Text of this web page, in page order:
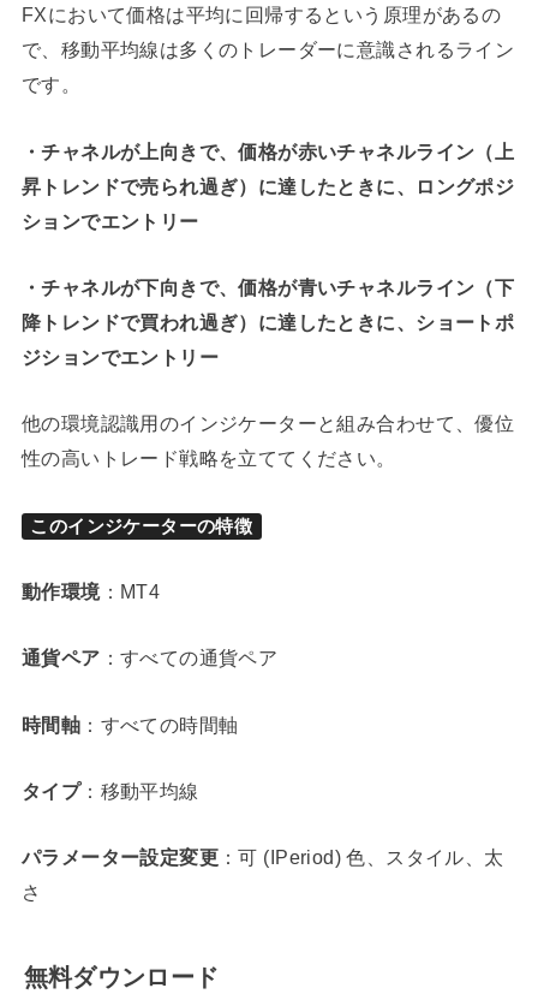
FXにおいて価格は平均に回帰するという原理があるの
で、移動平均線は多くのトレーダーに意識されるライン
です。
・チャネルが上向きで、価格が赤いチャネルライン（上
昇トレンドで売られ過ぎ）に達したときに、ロングポジ
ションでエントリー
・チャネルが下向きで、価格が青いチャネルライン（下
降トレンドで買われ過ぎ）に達したときに、ショートポ
ジションでエントリー
他の環境認識用のインジケーターと組み合わせて、優位
性の高いトレード戦略を立ててください。
このインジケーターの特徴
動作環境：MT4
通貨ペア ：すべての通貨ペア
時間軸 ：すべての時間軸
タイプ：移動平均線
パラメーター設定変更 ：可 (IPeriod) 色、スタイル、太
さ
無料ダウンロード